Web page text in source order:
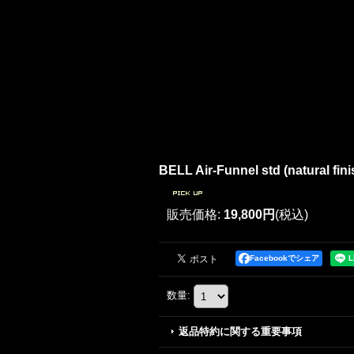
BELL Air-Funnel std (natural
販売価格: 19,800円 (税込)
Facebookでシェア
数量:
返品特約に関する重要事項